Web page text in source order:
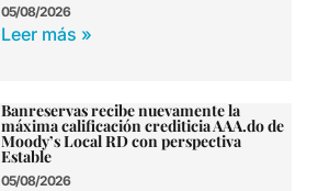
05/08/2026
Leer más »
Banreservas recibe nuevamente la
máxima calificación crediticia AAA.do de
Moody’s Local RD con perspectiva
Estable
05/08/2026